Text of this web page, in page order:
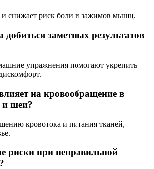
и снижает риск боли и зажимов мышц.
заметных результатов
упражнения помогают укрепить
на кровообращение в
и шеи?
кровотока и питания тканей,
риски при неправильной